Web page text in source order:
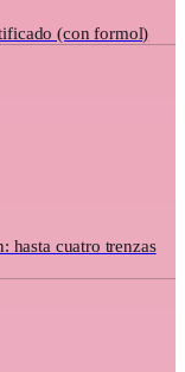
(con formol)
hasta cuatro trenzas